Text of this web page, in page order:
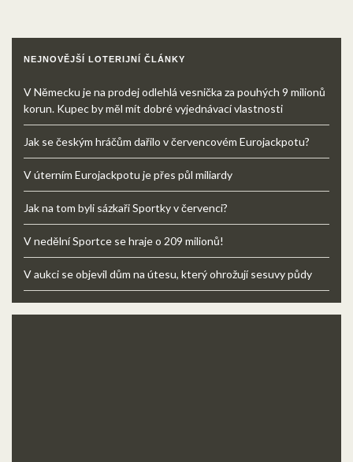
NEJNOVĚJŠÍ LOTERIJNÍ ČLÁNKY
V Německu je na prodej odlehlá vesnička za pouhých 9 milionů
korun. Kupec by měl mít dobré vyjednávací vlastnosti
Jak se českým hráčům dařilo v červencovém Eurojackpotu?
V úterním Eurojackpotu je přes půl miliardy
Jak na tom byli sázkaři Sportky v červenci?
V nedělní Sportce se hraje o 209 milionů!
V aukci se objevil dům na útesu, který ohrožují sesuvy půdy